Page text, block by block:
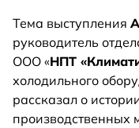
Тема выступления
руководитель
ООО «НПТ
холодильного
рассказал о
производственных